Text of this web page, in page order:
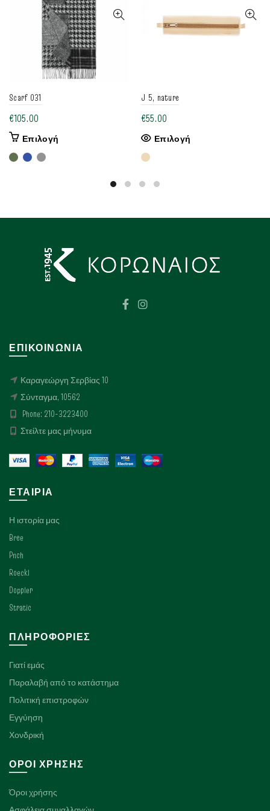
στη
σελίδα
του
προϊόντος
Scarf 031
€105.00
Επιλογή
Οι
να
επιλεγούν
στη
J 5, nature
€55.00
Επιλογή
Οι
να
επιλεγούν
ΕΠΙΚΟΙΝΩΝΊΑ
Καραγεώργη Σερβίας 10
Σύνταγμα, 10562
Phone: 210-3223400
Στείλτε μας μήνυμα
ΕΤΑΙΡΊΑ
Η ιστορία μας
Bree
Pnch
Roeckl
Doppler
Stratic
ΠΛΗΡΟΦΟΡΊΕΣ
Γιατί εμάς
Παραλαβή από το κατάστημα
Πολιτική επιστροφών
Εγγύηση
Χονδρική
ΌΡΟΙ ΧΡΉΣΗΣ
Όροι χρήσης